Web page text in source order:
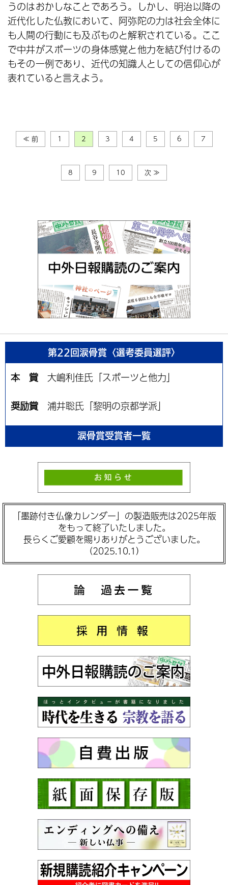
うのはおかしなことであろう。しかし、明治以降の
近代化した仏教において、阿弥陀の力は社会全体に
も人間の行動にも及ぶものと解釈されている。ここ
で中井がスポーツの身体感覚と他力を結び付けるの
もその一例であり、近代の知識人としての信仰心が
表れていると言えよう。
≪ 前 1 2 3 4 5 6 7
8 9 10 次 ≫
第22回涙骨賞〈選考委員選評〉
本 賞 大嶋利佳氏「スポーツと他力」
奨励賞 浦井聡氏「黎明の京都学派」
涙骨賞受賞者一覧
「墨跡付き仏像カレンダー」の製造販売は2025年版
をもって終了いたしました。
長らくご愛顧を賜りありがとうございました。
（2025.10.1）